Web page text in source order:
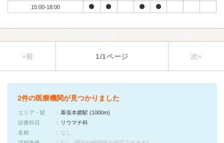
15:00-18:00
«前 1/1ページ 次»
2件の医療機関が見つかりました
エリア・駅
幕張本郷駅 (1000m)
診療科目
リウマチ科
名称
なし